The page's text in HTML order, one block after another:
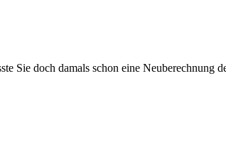
Sie doch damals schon eine Neuberechnung